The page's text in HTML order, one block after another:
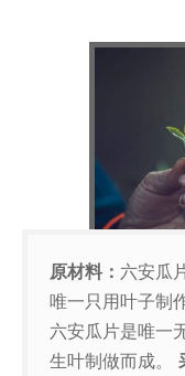
原材料： 六安瓜
唯一只用叶子制
六安瓜片是唯一
生叶制做而成。